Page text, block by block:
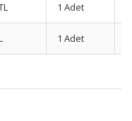
1 Adet
1 Adet